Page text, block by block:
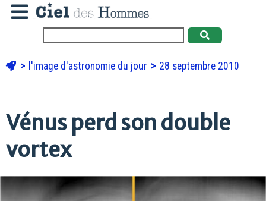
l'image d'astronomie du jour 28 septembre 2010
Vénus perd son double
vortex